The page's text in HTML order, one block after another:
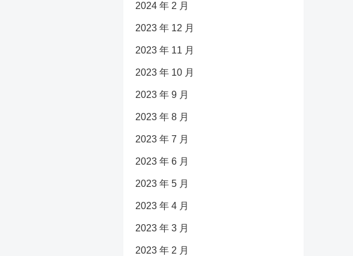
2024 年 2 月
2023 年 12 月
2023 年 11 月
2023 年 10 月
2023 年 9 月
2023 年 8 月
2023 年 7 月
2023 年 6 月
2023 年 5 月
2023 年 4 月
2023 年 3 月
2023 年 2 月